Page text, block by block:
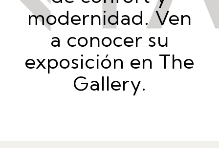
modernidad. Ven
a conocer su
exposición en The
Gallery.